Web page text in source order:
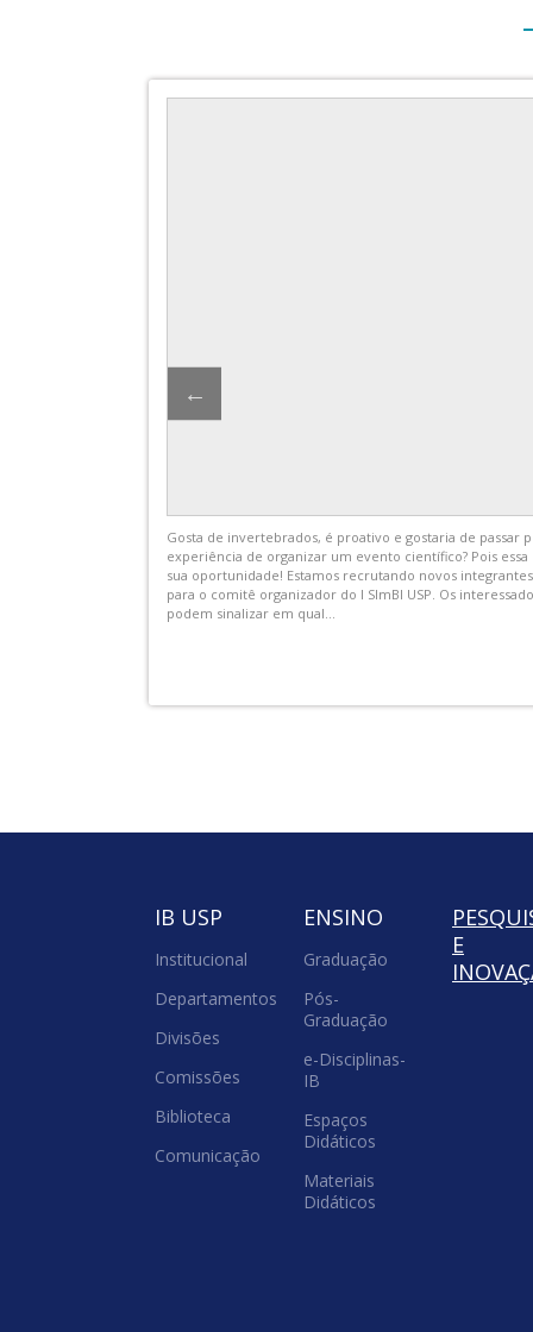
AEX-IB-00002.01 - Visitas Monitoradas no IB do Programa
e as Profissões”
As Visitas Monitoradas serão realizadas no IB-USP, com
duração média de 3 horas por período. Elas são
para que os vestibulandos possam conhecer melhor as
IB USP
Institucional
Departamentos
Divisões
Comissões
Biblioteca
Comunicação
ENSINO
Graduação
Pós-
Graduação
e-Disciplinas-
IB
Espaços
Didáticos
Materiais
Didáticos
E